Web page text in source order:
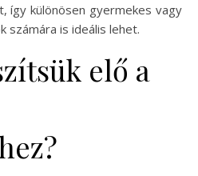
így különösen gyermekes vagy
számára is ideális lehet.
elő a